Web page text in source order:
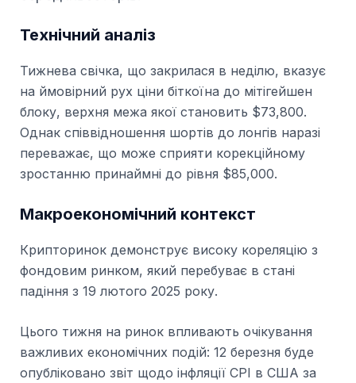
Технічний аналіз
Тижнева свічка, що закрилася в неділю, вказує
на ймовірний рух ціни біткоїна до мітігейшен
блоку, верхня межа якої становить $73,800.
Однак співвідношення шортів до лонгів наразі
переважає, що може сприяти корекційному
зростанню принаймні до рівня $85,000.
Макроекономічний контекст
Крипторинок демонструє високу кореляцію з
фондовим ринком, який перебуває в стані
падіння з 19 лютого 2025 року.
Цього тижня на ринок впливають очікування
важливих економічних подій: 12 березня буде
опубліковано звіт щодо інфляції CPI в США за